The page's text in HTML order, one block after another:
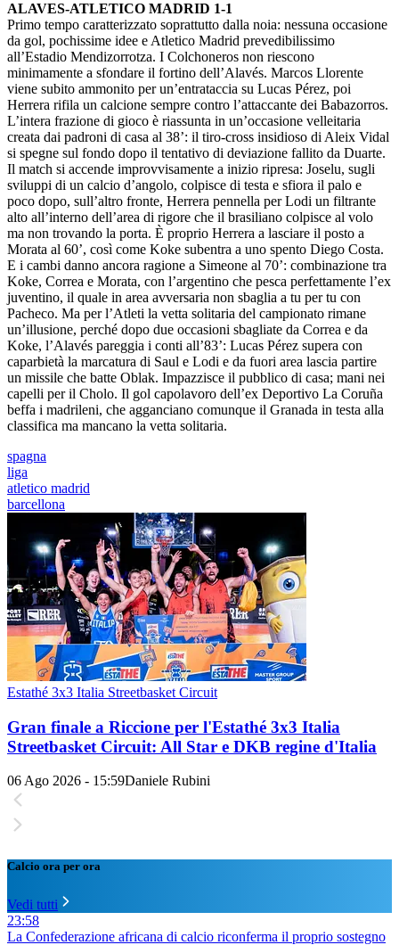
ALAVES-ATLETICO MADRID 1-1
Primo tempo caratterizzato soprattutto dalla noia: nessuna occasione
da gol, pochissime idee e Atletico Madrid prevedibilissimo
all’Estadio Mendizorrotza. I Colchoneros non riescono
minimamente a sfondare il fortino dell’Alavés. Marcos Llorente
viene subito ammonito per un’entrataccia su Lucas Pérez, poi
Herrera rifila un calcione sempre contro l’attaccante dei Babazorros.
L’intera frazione di gioco è riassunta in un’occasione velleitaria
creata dai padroni di casa al 38’: il tiro-cross insidioso di Aleix Vidal
si spegne sul fondo dopo il tentativo di deviazione fallito da Duarte.
Il match si accende improvvisamente a inizio ripresa: Joselu, sugli
sviluppi di un calcio d’angolo, colpisce di testa e sfiora il palo e
poco dopo, sull’altro fronte, Herrera pennella per Lodi un filtrante
alto all’interno dell’area di rigore che il brasiliano colpisce al volo
ma non trovando la porta. È proprio Herrera a lasciare il posto a
Morata al 60’, così come Koke subentra a uno spento Diego Costa.
E i cambi danno ancora ragione a Simeone al 70’: combinazione tra
Koke, Correa e Morata, con l’argentino che pesca perfettamente l’ex
juventino, il quale in area avversaria non sbaglia a tu per tu con
Pacheco. Ma per l’Atleti la vetta solitaria del campionato rimane
un’illusione, perché dopo due occasioni sbagliate da Correa e da
Koke, l’Alavés pareggia i conti all’83’: Lucas Pérez supera con
caparbietà la marcatura di Saul e Lodi e da fuori area lascia partire
un missile che batte Oblak. Impazzisce il pubblico di casa; mani nei
capelli per il Cholo. Il gol capolavoro dell’ex Deportivo La Coruña
beffa i madrileni, che agganciano comunque il Granada in testa alla
classifica ma mancano la vetta solitaria.
spagna
liga
atletico madrid
barcellona
Estathé 3x3 Italia Streetbasket Circuit
Gran finale a Riccione per l'Estathé 3x3 Italia
Streetbasket Circuit: All Star e DKB regine d'Italia
06 Ago 2026 - 15:59Daniele Rubini
Calcio ora per ora
Vedi tutti
23:58
La Confederazione africana di calcio riconferma il proprio sostegno